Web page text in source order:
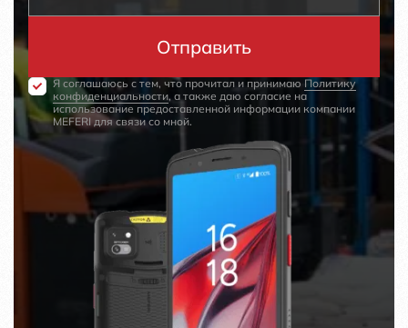
Я соглашаюсь с тем, что прочитал и принимаю Политику
конфиденциальности, а также даю согласие на
использование предоставленной информации компании
MEFERI для связи со мной.